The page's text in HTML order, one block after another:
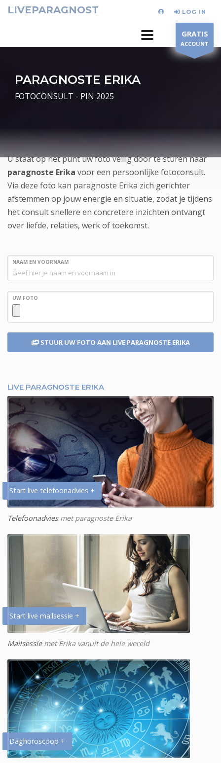
LIVEPARAGNOST LOG IN
GRATIS
ACCOUNT
PARAGNOSTE ERIKA
FOTOCONSULT - PIN 2025
U staat op het punt uw foto veilig door te sturen naar
paragnoste Erika voor een persoonlijke fotoconsult.
Via deze foto kan paragnoste Erika zich gerichter
afstemmen op jouw energie en situatie, zodat je tijdens
het consult snellere en concretere inzichten ontvangt
over liefde, relaties, werk of toekomst.
NAAM EN VOORNAAM
UW FOTO
STUUR UW FOTO AAN LIVE PARAGNOSTE ERIKA
LIVE PARAGNOSTE ERIKA
Start live telefoonadvies +
Telefoonadviesmet paragnoste Erika
Start live mailsessie +
Mailsessiemet Erika vanuit de hele wereld
Daghoroscoop +